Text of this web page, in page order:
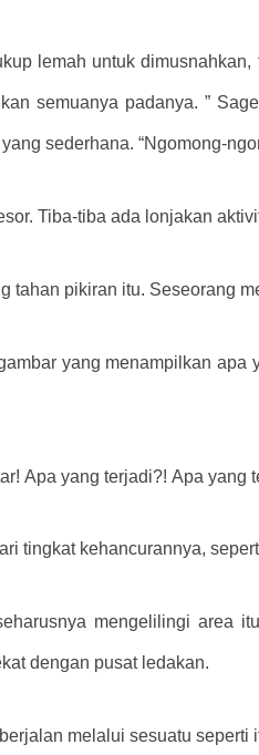
lemah untuk
semuanya padanya. ”
sederhana. “Ngomong-
Tiba-tiba ada lonjakan
tahan pikiran itu. Seseorang
yang menampilkan
Apa yang terjadi?! Apa
tingkat kehancurannya,
mengelilingi area
dengan pusat ledakan.
melalui sesuatu seperti